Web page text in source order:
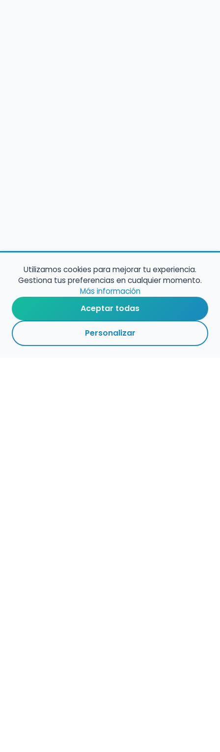
Utilizamos cookies para mejorar tu experiencia.
Gestiona tus preferencias en cualquier momento.
Más información
Aceptar todas
Personalizar